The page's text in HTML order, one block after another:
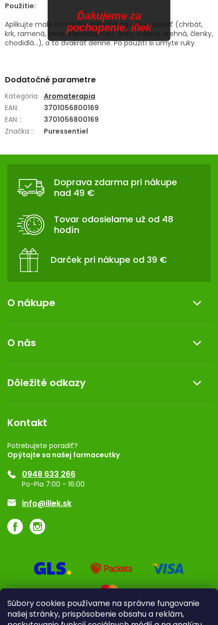
Súbory cookies používame na správne fungovanie
našej stránky, prispôsobenie obsahu a reklám,
Použitie:
Aplikujte malé množstvo gélu iba na citlivú oblasť (chrbát,
krk, ramená, lakte, zápästia, ruky, boky, kolená, stehná, členky,
chodidlá...), a to dvakrát denne. Po použití si umyte ruky.
Dodatočné parametre
Kategória: Aromaterapia
EAN:
3701056800169
EAN ::
3701056800169
Značka :: Puressentiel
Z
Doprava zdarma pri nákupe
nad 49 €
Tovar odosielame už od 48
hodín
Darček pri nákupe od 39 €
O nákupe
Reklamácia a vrátenie tovaru
Doprava a platba
Darček k nákupu
O nás
Kontakt
Dermocentrum
Dôležité odkazy
Rozhodnutie na prevádzku
Registrácia
Ponuka pre firmy
Značky
Kontakt
Potrebujete poradiť?
Opýtajte sa našej farmaceutky
0948 633 266
Po-Pia 7:00 - 16:00
info@iliek.sk
Ďakujeme za
pochopenie. iliek